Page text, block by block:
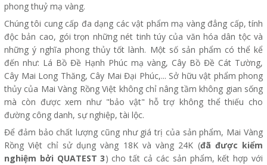
phong thuỷ mạ vàng.
Chúng tôi cung cấp đa dạng các vật phẩm mạ vàng đẳng cấp, tính
độc bản cao, gói trọn những nét tinh túy của văn hóa dân tộc và
những ý nghĩa phong thủy tốt lành. Một số sản phẩm có thể kể
đến như: Lá Bồ Đề Hạnh Phúc mạ vàng, Cây Bồ Đề Cát Tường,
Cây Mai Long Thăng, Cây Mai Đại Phúc,... Sở hữu vật phẩm phong
thủy của Mai Vàng Rồng Việt không chỉ nâng tầm không gian sống
mà còn được xem như "bảo vật" hỗ trợ không thể thiếu cho
đường công danh, sự nghiệp, tài lộc.
Để đảm bảo chất lượng cũng như giá trị của sản phẩm, Mai Vàng
Rồng Việt chỉ sử dụng vàng 18K và vàng 24K (đã được kiểm
nghiệm bởi QUATEST 3) cho tất cả các sản phẩm, kết hợp với